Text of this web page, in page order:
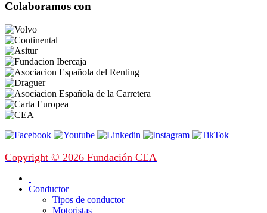
Colaboramos con
Copyright © 2026 Fundación CEA
Conductor
Tipos de conductor
Motoristas